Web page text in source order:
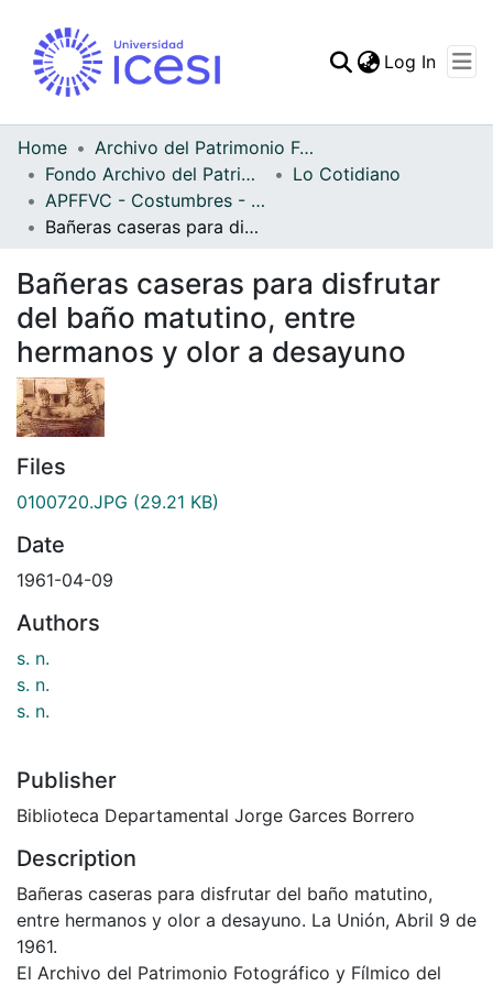
Statistics
Log In
Home
Archivo del Patrimonio Fotográfico y Fílmico del Valle del Cauca
Fondo Archivo del Patrimonio Fotográfico y Fílmico del Valle del Cauca
Lo Cotidiano
APFFVC - Costumbres - Patrimonial
Bañeras caseras para disfrutar del baño matutino, entre hermanos y olor a desayuno
Bañeras caseras para disfrutar
del baño matutino, entre
hermanos y olor a desayuno
Files
0100720.JPG (29.21 KB)
Date
1961-04-09
Authors
s. n.
s. n.
s. n.
Publisher
Biblioteca Departamental Jorge Garces Borrero
Description
Bañeras caseras para disfrutar del baño matutino,
entre hermanos y olor a desayuno. La Unión, Abril 9 de
1961.
El Archivo del Patrimonio Fotográfico y Fílmico del